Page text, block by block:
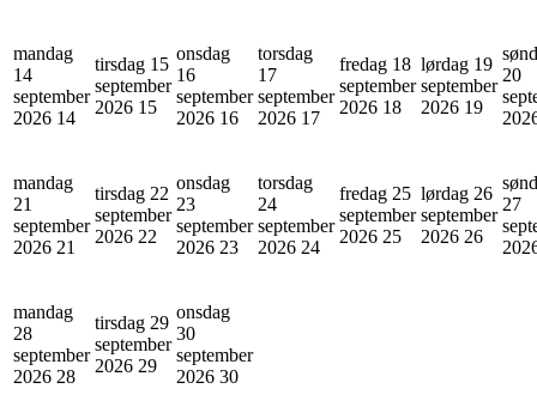
mandag
14
september
2026 14
tirsdag 15
september
2026 15
onsdag
16
september
2026 16
torsdag
17
september
2026 17
fredag 18
september
2026 18
lørdag 19
september
2026 19
20
mandag
21
september
2026 21
tirsdag 22
september
2026 22
onsdag
23
september
2026 23
torsdag
24
september
2026 24
fredag 25
september
2026 25
lørdag 26
september
2026 26
27
mandag
28
september
2026 28
tirsdag 29
september
2026 29
onsdag
30
september
2026 30